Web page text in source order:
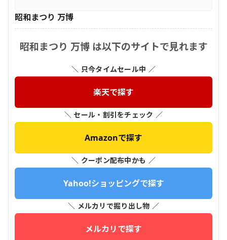
昭和まつり 万博
昭和まつり 万博 は以下のサイトで見れます
＼ 只今タイムセール中 ／
楽天で探す
＼ セール・割引をチェック ／
Amazonで探す
＼ クーポン配布中かも ／
Yahoo!ショッピングで探す
＼ メルカリで掘り出し物 ／
メルカリで探す